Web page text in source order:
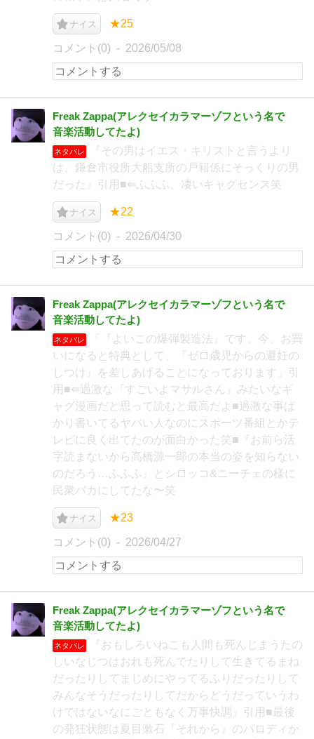
ナイス ★25
コメント(0) 2026/05/08
Freak Zappa(アレクセイカラマーゾフという名で
音楽活動してたよ)
ネタバレ
『その男はイエス・キリストと言うより
は、鎌倉市役所大船支所の戸籍係にそっくりの男
だった』引用■⇚ふふふ、凄いギャグセンス笑
ナイス ★22
コメント(0) 2026/04/30
Freak Zappa(アレクセイカラマーゾフという名で
音楽活動してたよ)
ネタバレ
「『よいこの爆弾製造法』です。今、お買
いになると特典として、『ゼロ歳児からの避妊の
しつけ』を差しあげることになっております」引
用■⇚過激な『すごいよマサルさん』みたいなギ
ャグ漫画だと思って読むと最高だよ■過激な事ば
かり書いてるヤバい人なのにスポーツ番組とかテ
レビに良く出てたのが面白かった笑■『お前ら活
字読まないから高橋源一郎の本当の姿を知らない
のだろう…ふふふ』とシロッコ&ニーチェの様に
民衆バカにしてたな〜笑
ナイス ★23
コメント(0) 2026/04/27
Freak Zappa(アレクセイカラマーゾフという名で
音楽活動してたよ)
ネタバレ
『おもしろいねこも人間も死んじまうたの
しいなじつはおれも死んでたりして生きてるまね
だったりしてまじめにやってるふりだったりして
みんなそうだったりしてだからどうだっていうわ
けではないなにごともなく万事快調』引用■最後
の発狂状態は夏目漱石『それから』のパロディか